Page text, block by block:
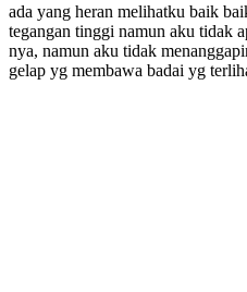
ada yang heran melihatku baik
tegangan tinggi namun aku tidak
nya, namun aku tidak
gelap yg membawa badai yg